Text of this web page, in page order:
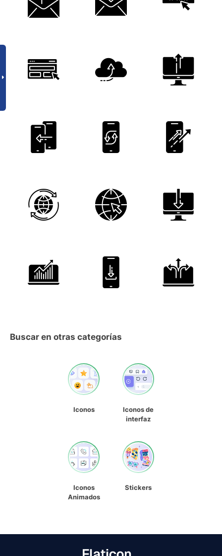
Buscar en otras categorías
Iconos
Iconos de
interfaz
Iconos
Animados
Stickers